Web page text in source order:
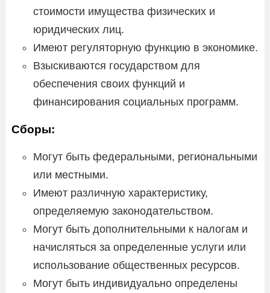
стоимости имущества физических и
юридических лиц.
Имеют регуляторную функцию в экономике.
Взыскиваются государством для
обеспечения своих функций и
финансирования социальных программ.
Сборы:
Могут быть федеральными, региональными
или местными.
Имеют различную характеристику,
определяемую законодательством.
Могут быть дополнительными к налогам и
начисляться за определенные услуги или
использование общественных ресурсов.
Могут быть индивидуально определены